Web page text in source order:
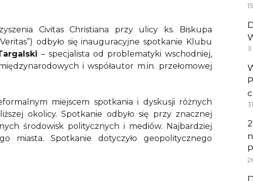
Civitas Christiana przy ulicy ks. Biskupa
odbyło się inauguracyjne spotkanie Klubu
– specjalista od problematyki wschodniej,
i współautor m.in. przełomowej
miejscem spotkania i dyskusji różnych
okolicy. Spotkanie odbyło się przy znacznej
środowisk politycznych i mediów. Najbardziej
miasta. Spotkanie dotyczyło geopolitycznego